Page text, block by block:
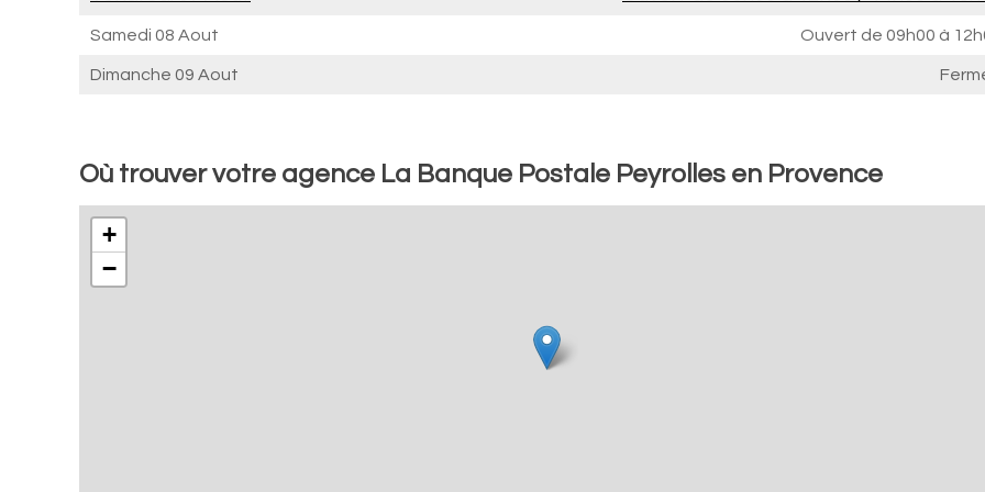
Samedi 08 Aout Ouvert de 09h00 à
Dimanche 09 Aout
Où trouver votre agence La Banque Postale Peyrolles en Provence
+
−